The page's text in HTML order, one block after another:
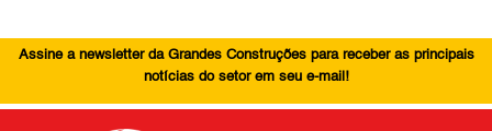
Assine a newsletter da Grandes Construções para receber as principais
notícias do setor em seu e-mail!